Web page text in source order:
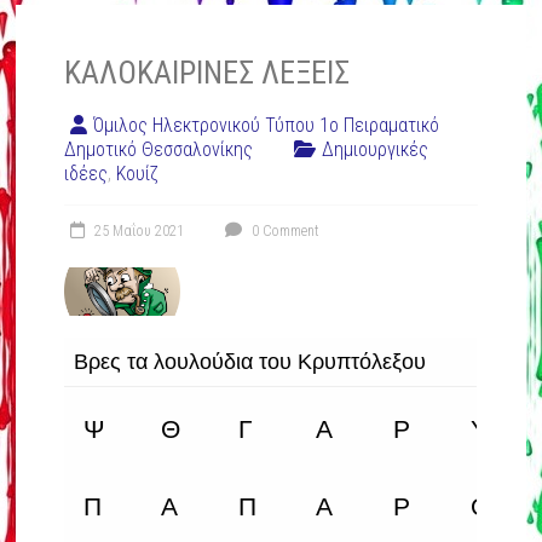
ΚΑΛΟΚΑΙΡΙΝΈΣ ΛΈΞΕΙΣ
Όμιλος Ηλεκτρονικού Τύπου 1ο Πειραματικό
Δημοτικό Θεσσαλονίκης
Δημιουργικές
ιδέες, Κουίζ
25 Μαΐου 2021 0 Comment